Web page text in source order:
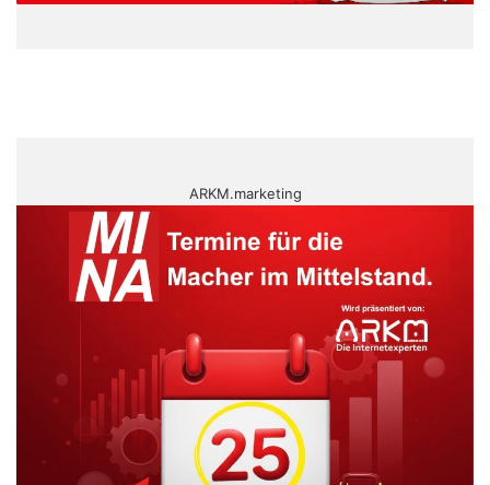
ARKM.marketing